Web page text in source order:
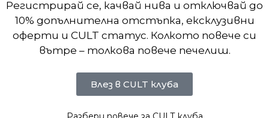
Регистрирай се, качвай нива и отключвай до
10% допълнителна отстъпка, ексклузивни
оферти и CULT статус. Колкото повече си
вътре – толкова повече печелиш.
Влез в CULT клуба